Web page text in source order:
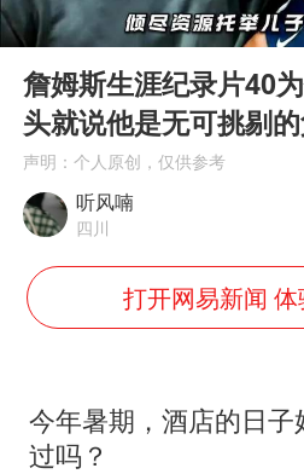
香港正式
白海豚将
《欢迎来
郑丽文：
酒店回应
全民健
Play
00:00
詹姆斯生涯纪录片40
头就说他是无可挑剔
声明：个人原创，仅供参考
听风喃
四川
打开网易新闻
今年暑期，酒店的日子
过吗？